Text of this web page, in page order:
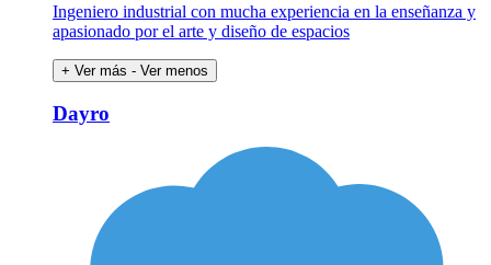
Ingeniero industrial con mucha experiencia en la enseñanza y
apasionado por el arte y diseño de espacios
+ Ver más - Ver menos
Dayro